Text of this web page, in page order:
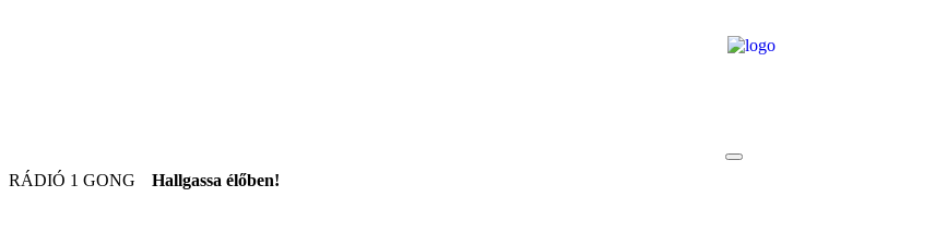
RÁDIÓ 1 GONG Hallgassa élőben!